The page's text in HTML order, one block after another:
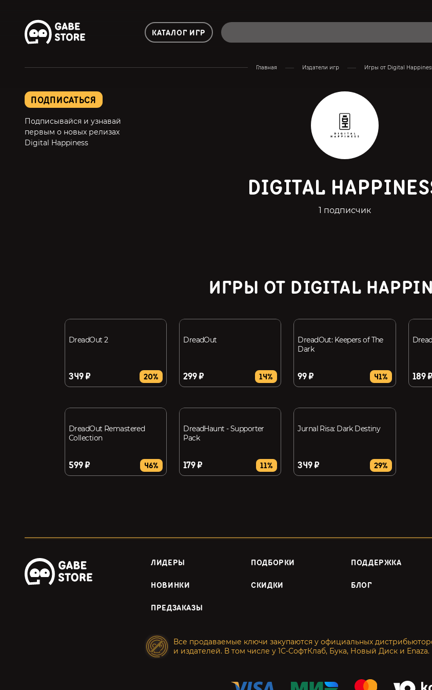
КАТАЛОГ ИГР
Главная Издатели игр Игры от Digital
ПОДПИСАТЬСЯ
Подписывайся и узнавай
первым о новых релизах
Digital Happiness
DIGITAL
1 подписчик
ИГРЫ ОТ DIGITAL
DreadOut 2
349 ₽ 20%
DreadOut
299 ₽ 14%
DreadOut: Keepers of The
Dark
99 ₽ 41% 189 ₽
DreadOut Remastered
Collection
599 ₽ 46%
DreadHaunt - Supporter
Pack
179 ₽ 11%
Jurnal Risa: Dark Destiny
349 ₽ 29%
ЛИДЕРЫ ПОДБОРКИ ПОДДЕРЖКА
НОВИНКИ СКИДКИ БЛОГ
ПРЕДЗАКАЗЫ
Все продаваемые ключи закупаются у официальных
и издателей. В том числе у 1С-СофтКлаб, Бука, Новый Диск и Enaza.